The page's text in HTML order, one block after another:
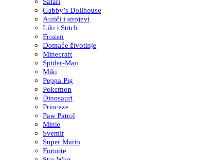
Gabby’s Dollhouse
Autići i strojevi
Lilo i Stitch
Frozen
Domaće životinje
Minecraft
Spider-Man
Miki
Peppa Pig
Pokemon
Dinosauri
Princeze
Paw Patrol
Minie
Svemir
Super Mario
Fortnite